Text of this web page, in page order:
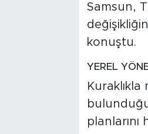
Samsun,
konuştu.
YEREL
planlarını